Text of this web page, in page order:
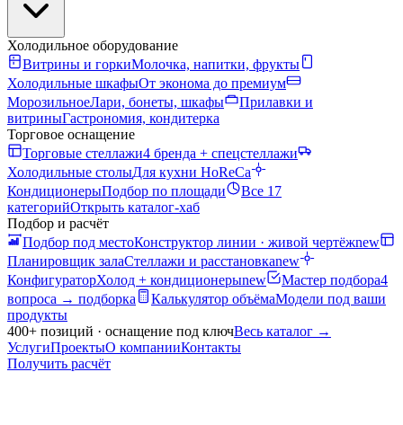
Холодильное оборудование
Витрины и горкиМолочка, напитки, фрукты
Холодильные шкафыОт эконома до премиум
МорозильноеЛари, бонеты, шкафы
Прилавки и
витриныГастрономия, кондитерка
Торговое оснащение
Торговые стеллажи4 бренда + спецстеллажи
Холодильные столыДля кухни HoReCa
КондиционерыПодбор по площади
Все 17
категорийОткрыть каталог-хаб
Подбор и расчёт
Подбор под местоКонструктор линии · живой чертёжnew
Планировщик залаСтеллажи и расстановкаnew
КонфигураторХолод + кондиционерыnew Мастер подбора4
вопроса → подборка
Калькулятор объёмаМодели под ваши
продукты
400+ позиций · оснащение под ключВесь каталог →
УслугиПроектыО компанииКонтакты
Получить расчёт